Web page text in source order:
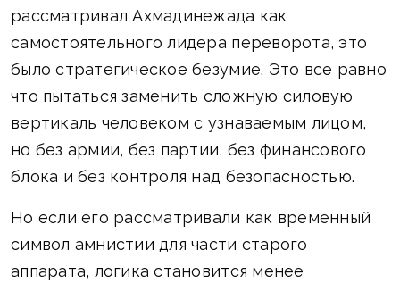
рассматривал Ахмадинежада как
самостоятельного лидера переворота, это
было стратегическое безумие. Это все равно
что пытаться заменить сложную силовую
вертикаль человеком с узнаваемым лицом,
но без армии, без партии, без финансового
блока и без контроля над безопасностью.
Но если его рассматривали как временный
символ амнистии для части старого
аппарата, логика становится менее